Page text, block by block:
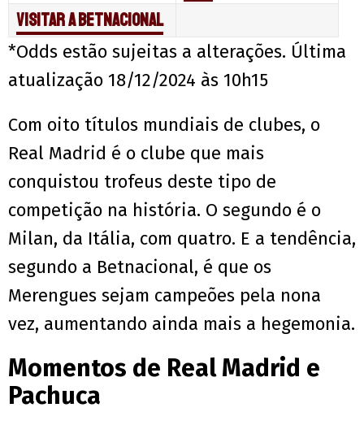
Visitar a Betnacional
*Odds estão sujeitas a alterações. Última
atualização 18/12/2024 às 10h15
Com oito títulos mundiais de clubes, o
Real Madrid é o clube que mais
conquistou trofeus deste tipo de
competição na história. O segundo é o
Milan, da Itália, com quatro. E a tendência,
segundo a Betnacional, é que os
Merengues sejam campeões pela nona
vez, aumentando ainda mais a hegemonia.
Momentos de Real Madrid e
Pachuca